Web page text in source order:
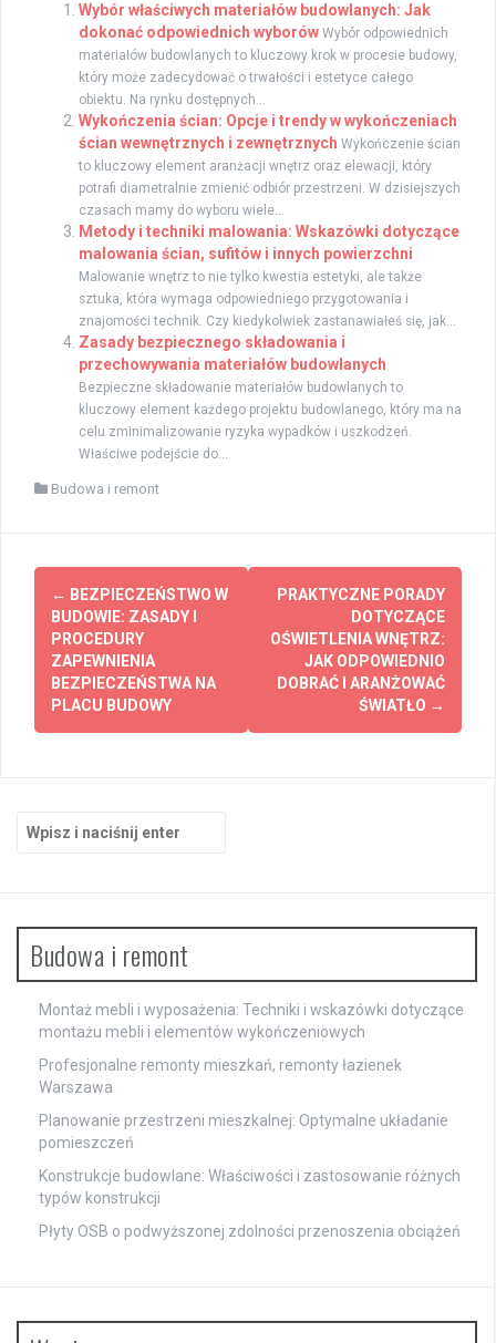
Wybór właściwych materiałów budowlanych: Jak
dokonać odpowiednich wyborów Wybór odpowiednich
materiałów budowlanych to kluczowy krok w procesie budowy,
który może zadecydować o trwałości i estetyce całego
obiektu. Na rynku dostępnych...
Wykończenia ścian: Opcje i trendy w wykończeniach
ścian wewnętrznych i zewnętrznych Wykończenie ścian
to kluczowy element aranżacji wnętrz oraz elewacji, który
potrafi diametralnie zmienić odbiór przestrzeni. W dzisiejszych
czasach mamy do wyboru wiele...
Metody i techniki malowania: Wskazówki dotyczące
malowania ścian, sufitów i innych powierzchni
Malowanie wnętrz to nie tylko kwestia estetyki, ale także
sztuka, która wymaga odpowiedniego przygotowania i
znajomości technik. Czy kiedykolwiek zastanawiałeś się, jak...
Zasady bezpiecznego składowania i
przechowywania materiałów budowlanych
Bezpieczne składowanie materiałów budowlanych to
kluczowy element każdego projektu budowlanego, który ma na
celu zminimalizowanie ryzyka wypadków i uszkodzeń.
Właściwe podejście do...
Budowa i remont
Zobacz
wpisy
← BEZPIECZEŃSTWO W
BUDOWIE: ZASADY I
PROCEDURY
ZAPEWNIENIA
BEZPIECZEŃSTWA NA
PLACU BUDOWY
PRAKTYCZNE PORADY
DOTYCZĄCE
OŚWIETLENIA WNĘTRZ:
JAK ODPOWIEDNIO
DOBRAĆ I ARANŻOWAĆ
ŚWIATŁO →
Budowa i remont
Montaż mebli i wyposażenia: Techniki i wskazówki dotyczące
montażu mebli i elementów wykończeniowych
Profesjonalne remonty mieszkań, remonty łazienek
Warszawa
Planowanie przestrzeni mieszkalnej: Optymalne układanie
pomieszczeń
Konstrukcje budowlane: Właściwości i zastosowanie różnych
typów konstrukcji
Płyty OSB o podwyższonej zdolności przenoszenia obciążeń